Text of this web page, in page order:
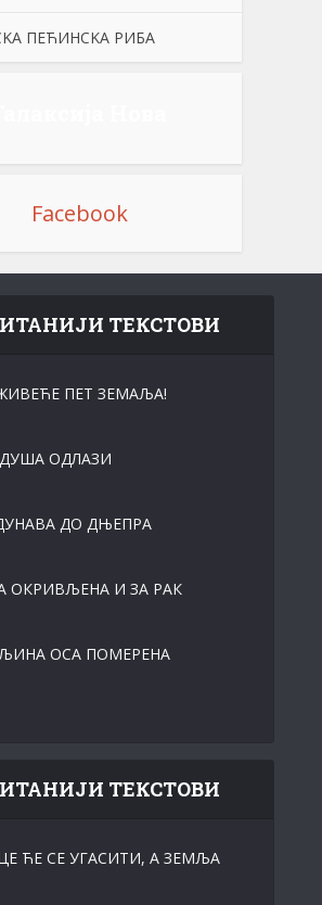
ПЕЋИНСKА РИБА
Facebook
ТЕКСТОВИ
ПЕТ ЗЕМАЉА!
ОДЛАЗИ
ДО ДЊЕПРА
ОКРИВЉЕНА И ЗА РАК
ОСА ПОМЕРЕНА
ТЕКСТОВИ
ЋЕ СЕ УГАСИТИ, А ЗЕМЉА